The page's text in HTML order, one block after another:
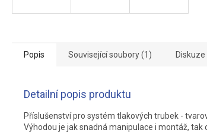
Popis Související soubory (1) Diskuze
Detailní popis produktu
Příslušenství pro systém tlakových trubek -
Výhodou je jak snadná manipulace i montáž,